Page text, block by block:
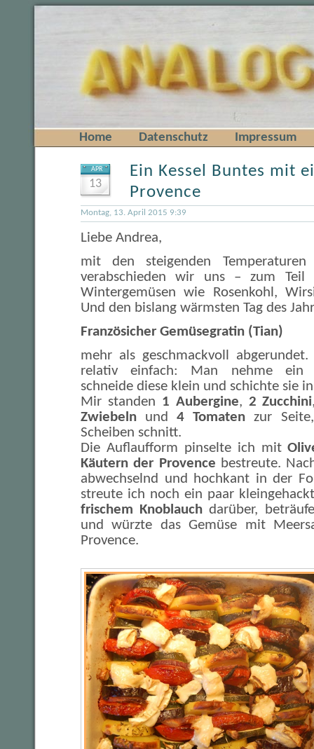
Home Datenschutz Impressum
APR
13
Ein Kessel Buntes mit
Provence
Montag, 13. April 2015 9:39
Liebe Andrea,
mit den steigenden Temperaturen
verabschieden wir uns – zum
Wintergemüsen wie Rosenkohl,
Und den bislang wärmsten Tag des
Französicher Gemüsegratin (Tian)
mehr als geschmackvoll
relativ einfach: Man nehme ein
schneide diese klein und schichte sie
Mir standen 1 Aubergine, 2 Zucchini
Zwiebeln und4 Tomaten zur
Scheiben schnitt.
Die Auflaufform pinselte ich mit
Käutern der Provence bestreute.
abwechselnd und hochkant in der
streute ich noch ein paar
frischem Knoblauch darüber,
und würzte das Gemüse mit
Provence.